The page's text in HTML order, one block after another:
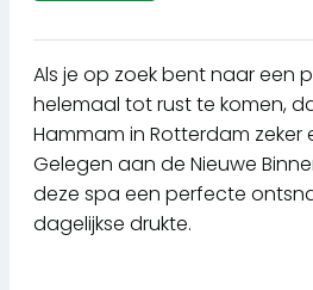
Als je op zoek bent naar een
helemaal tot rust te komen,
Hammam in Rotterdam zeker
Gelegen aan de Nieuwe
deze spa een perfecte
dagelijkse drukte.